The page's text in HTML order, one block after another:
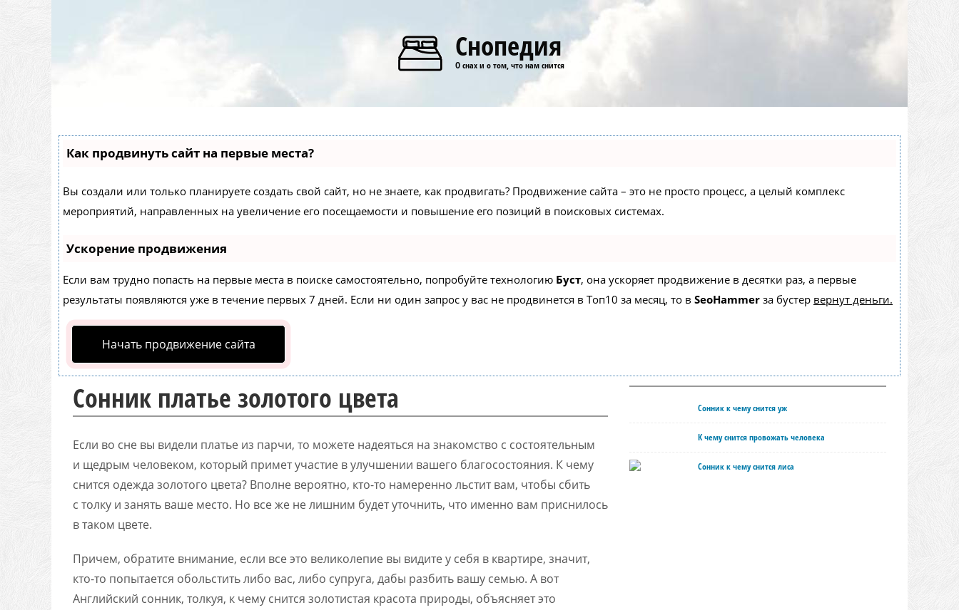
Снопедия
О снах и о том, что нам снится
Как продвинуть сайт на первые места?
Вы создали или только планируете создать свой сайт, но не знаете, как продвигать? Продвижение сайта – это не просто процесс, а целый комплекс
мероприятий, направленных на увеличение его посещаемости и повышение его позиций в поисковых системах.
Ускорение продвижения
Если вам трудно попасть на первые места в поиске самостоятельно, попробуйте технологию Буст, она ускоряет продвижение в десятки раз, а первые
результаты появляются уже в течение первых 7 дней. Если ни один запрос у вас не продвинется в Топ10 за месяц, то в SeoHammer за бустер вернут деньги.
Начать продвижение сайта
Сонник платье золотого цвета
Если во сне вы видели платье из парчи, то можете надеяться на знакомство с состоятельным
и щедрым человеком, который примет участие в улучшении вашего благосостояния. К чему
снится одежда золотого цвета? Вполне вероятно, кто-то намеренно льстит вам, чтобы сбить
с толку и занять ваше место. Но все же не лишним будет уточнить, что именно вам приснилось
в таком цвете.
Причем, обратите внимание, если все это великолепие вы видите у себя в квартире, значит,
кто-то попытается обольстить либо вас, либо супруга, дабы разбить вашу семью. А вот
Английский сонник, толкуя, к чему снится золотистая красота природы, объясняет это
Сонник к чему снится уж
К чему снится провожать человека
Сонник к чему снится лиса